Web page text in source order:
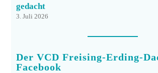
gedacht
3. Juli 2026
Der VCD Freising-Erding-
Facebook